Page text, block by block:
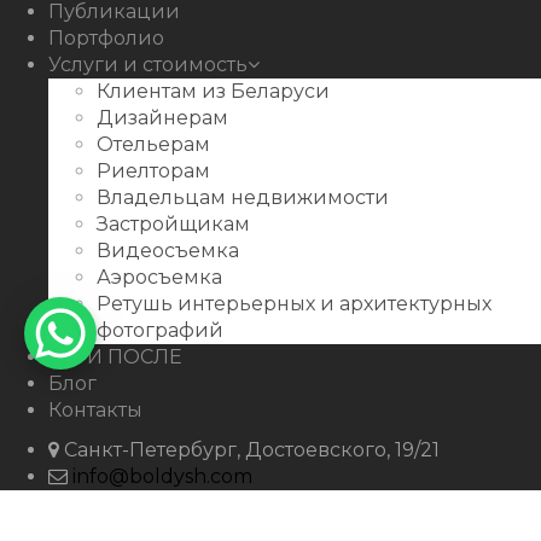
Публикации
Портфолио
Услуги и стоимость
Клиентам из Беларуси
Дизайнерам
Отельерам
Риелторам
Владельцам недвижимости
Застройщикам
Видеосъемка
Аэросъемка
Ретушь интерьерных и архитектурных
фотографий
ДО И ПОСЛЕ
Блог
Контакты
Санкт-Петербург, Достоевского, 19/21
info@boldysh.com